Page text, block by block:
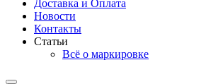
Доставка и Оплата
Новости
Контакты
Статьи
Всё о маркировке